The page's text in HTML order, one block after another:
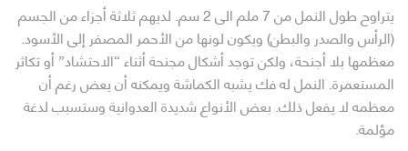
يتراوح طول النمل من 7 ملم الى 2 سم. لديهم ثلاثة أجزاء من الجسم
(الرأس والصدر والبطن) ويكون لونها من الأحمر المصفر إلى الأسود.
معظمها بلا أجنحة، ولكن توجد أشكال مجنحة أثناء “الاحتشاد” أو تكاثر
المستعمرة. النمل له فك يشبه الكماشة ويمكنه أن يعض رغم أن
معظمه لا يفعل ذلك. بعض الأنواع شديدة العدوانية وستسبب لدغة
مؤلمة.